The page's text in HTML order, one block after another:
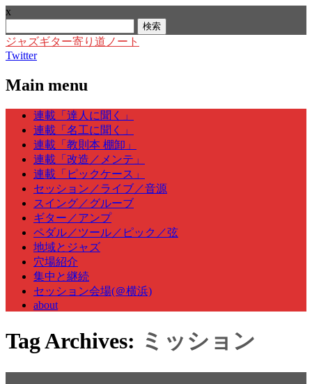
x
索:
ジャズギター寄り道ノート
Twitter
Main menu
Skip
content
連載「達人に聞く」
連載「名工に聞く」
連載「教則本 棚卸」
連載「改造／メンテ」
連載「ピックケース」
セッション／ライブ／音源
スイング／グルーブ
ギター／アンプ
ペダル／ツール／ピック／弦
地域とジャズ
穴場紹介
集中と継続
セッション会場(＠横浜)
about
Tag Archives: ミッション